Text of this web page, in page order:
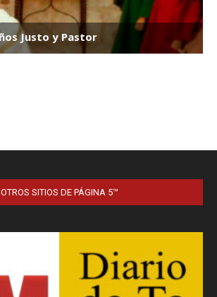
OTROS SITIOS DE PÁGINA 5™